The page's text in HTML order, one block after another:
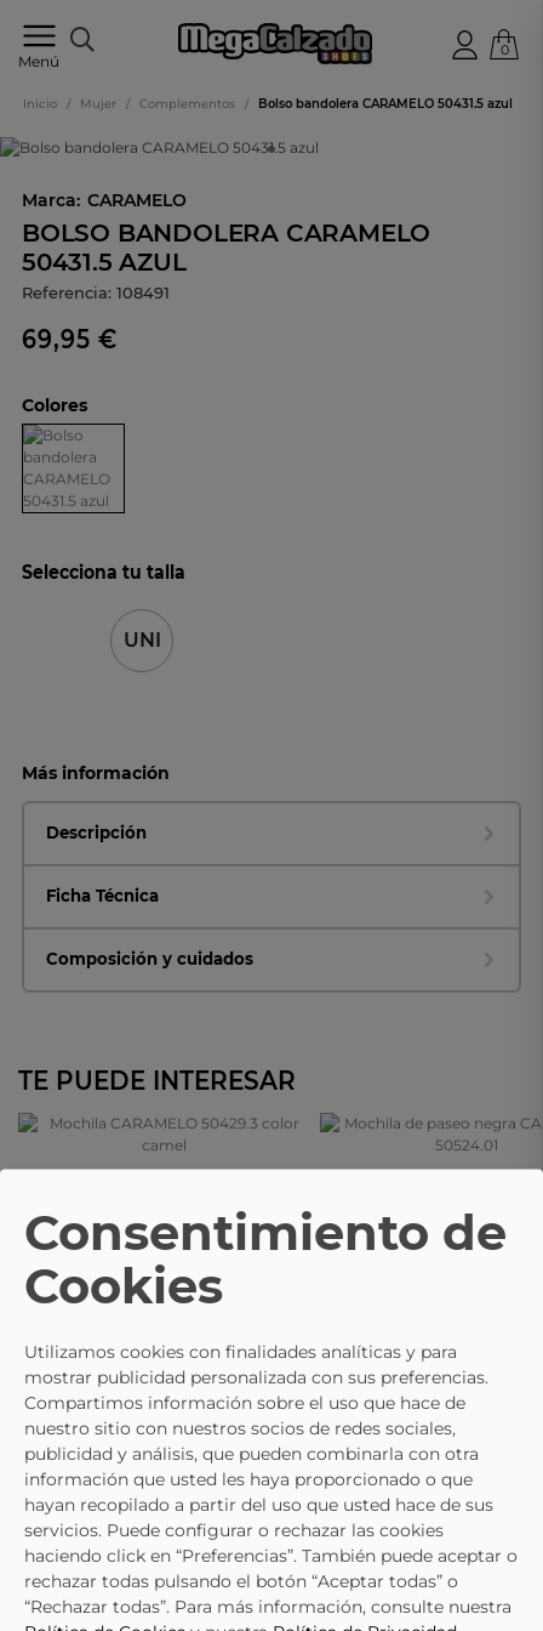
Menú
online
0
Inicio / Mujer / Complementos / Bolso bandolera CARAMELO 50431.5 azul
Marca: CARAMELO
BOLSO BANDOLERA CARAMELO
50431.5 AZUL
Referencia: 108491
69,95 €
Colores
Selecciona tu talla
UNI
Más información
Descripción
Ficha Técnica
Composición y cuidados
TE PUEDE INTERESAR
Mochila CARAMELO 50429.3 Color
Camel
64,95 €
50524.01
49,20 € 61,50 €
Consentimiento de
Cookies
Utilizamos cookies con finalidades analíticas y para
mostrar publicidad personalizada con sus preferencias.
Compartimos información sobre el uso que hace de
nuestro sitio con nuestros socios de redes sociales,
publicidad y análisis, que pueden combinarla con otra
información que usted les haya proporcionado o que
hayan recopilado a partir del uso que usted hace de sus
servicios. Puede configurar o rechazar las cookies
haciendo click en “Preferencias”. También puede aceptar o
rechazar todas pulsando el botón “Aceptar todas” o
“Rechazar todas”. Para más información, consulte nuestra